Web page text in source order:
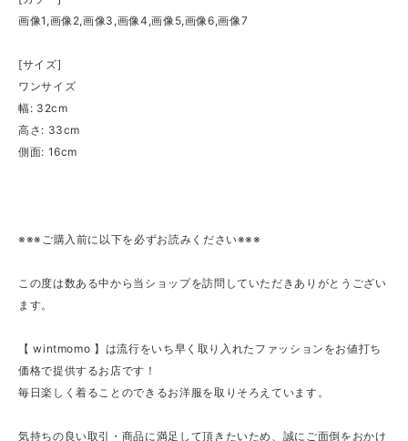
画像1,画像2,画像3,画像4,画像5,画像6,画像7
[サイズ]
ワンサイズ
幅: 32cm
高さ: 33cm
側面: 16cm
※※※ご購入前に以下を必ずお読みください※※※
この度は数ある中から当ショップを訪問していただきありがとうござい
ます。
【 wintmomo 】は流行をいち早く取り入れたファッションをお値打ち
価格で提供するお店です！
毎日楽しく着ることのできるお洋服を取りそろえています。
気持ちの良い取引・商品に満足して頂きたいため、誠にご面倒をおかけ